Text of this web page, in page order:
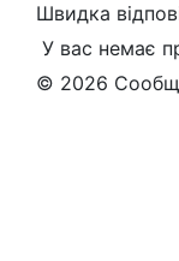
Швидка
У вас немає
© 2026